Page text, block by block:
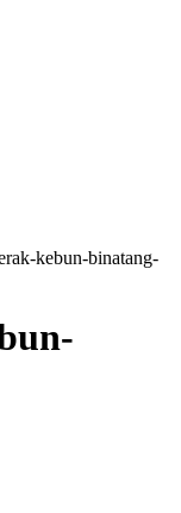
kebun-binatang-